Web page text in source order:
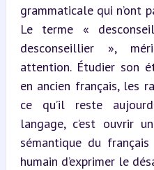
grammaticale qui n’ont
Le terme «
desconseillier »,
attention. Étudier son
en ancien français, les
ce qu’il reste
langage, c’est ouvrir
sémantique du
humain d’exprimer le